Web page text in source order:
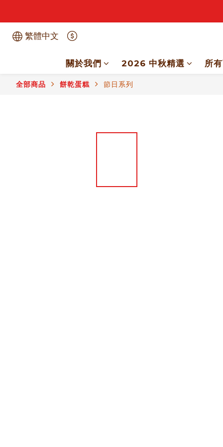
繁體中文
關於我們 2026 中秋精選 所
全部商品 餅乾蛋糕 節日系列